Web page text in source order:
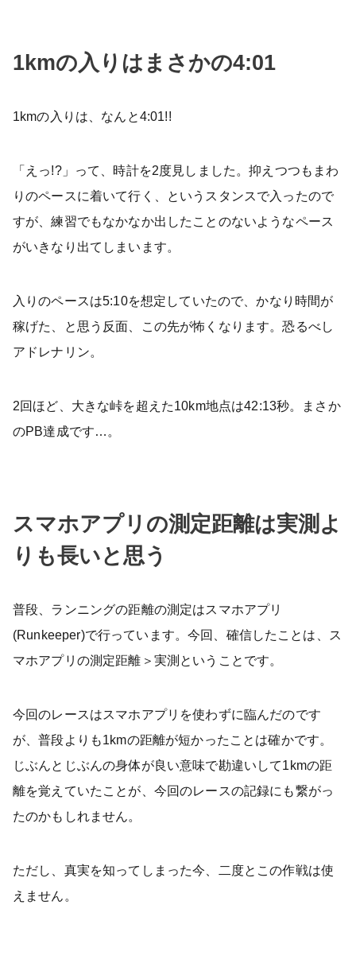
1kmの入りはまさかの4:01
1kmの入りは、なんと4:01!!
「えっ!?」って、時計を2度見しました。抑えつつもまわ
りのペースに着いて行く、というスタンスで入ったので
すが、練習でもなかなか出したことのないようなペース
がいきなり出てしまいます。
入りのペースは5:10を想定していたので、かなり時間が
稼げた、と思う反面、この先が怖くなります。恐るべし
アドレナリン。
2回ほど、大きな峠を超えた10km地点は42:13秒。まさか
のPB達成です…。
スマホアプリの測定距離は実測よ
りも長いと思う
普段、ランニングの距離の測定はスマホアプリ
(Runkeeper)で行っています。今回、確信したことは、ス
マホアプリの測定距離＞実測ということです。
今回のレースはスマホアプリを使わずに臨んだのです
が、普段よりも1kmの距離が短かったことは確かです。
じぶんとじぶんの身体が良い意味で勘違いして1kmの距
離を覚えていたことが、今回のレースの記録にも繋がっ
たのかもしれません。
ただし、真実を知ってしまった今、二度とこの作戦は使
えません。